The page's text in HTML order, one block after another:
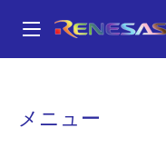
ン
メニュー
パHC9P5504B-5ZX96